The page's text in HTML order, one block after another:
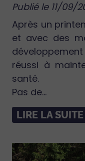
Publié le 11/09/
Après un
et avec des
réussi à
santé.
Pas de...
LIRE LA SUITE